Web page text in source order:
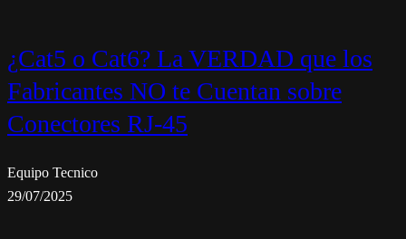
¿Cat5 o Cat6? La VERDAD que los
Fabricantes NO te Cuentan sobre
Conectores RJ-45
Equipo Tecnico
29/07/2025